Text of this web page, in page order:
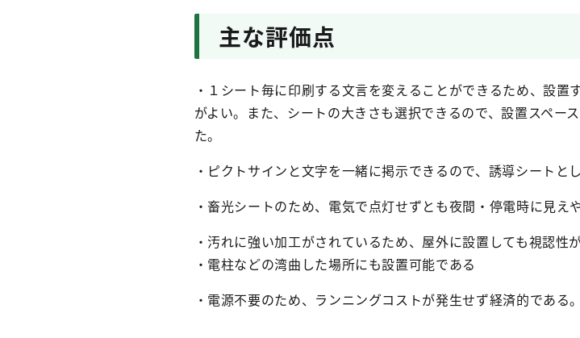
主な評価点
・１シート毎に印刷する文言を変えることができるため、設置
がよい。また、シートの大きさも選択できるので、設置スペー
た。
・ピクトサインと文字を一緒に掲示できるので、誘導シートと
・畜光シートのため、電気で点灯せずとも夜間・停電時に見え
・汚れに強い加工がされているため、屋外に設置しても視認性
・電柱などの湾曲した場所にも設置可能である
・電源不要のため、ランニングコストが発生せず経済的である。